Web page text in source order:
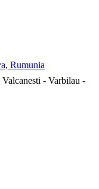
Rumunia
- Varbilau -